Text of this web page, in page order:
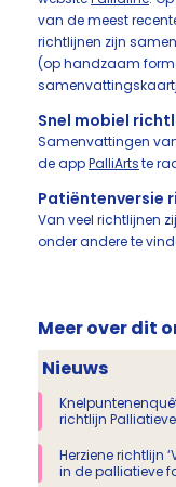
van de meest
richtlijnen zijn
(op handzaam
Snel mobiel
Samenvattingen
de appPalliArtste
Patiëntenversie
Van veel richtlijnen
onder andere te
Meer over dit
Nieuws
richtlijn
Herziene richtlijn
in de palliatieve